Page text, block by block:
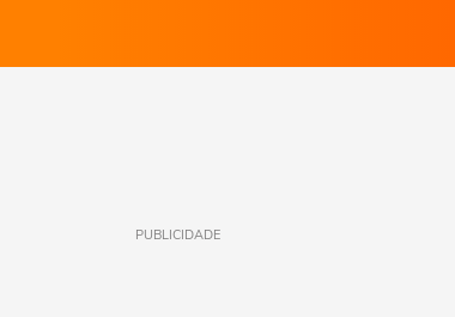
PUBLICIDADE